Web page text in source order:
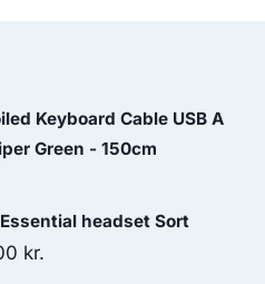
Keyboard Cable USB A
Green - 150cm
headset Sort
kr.